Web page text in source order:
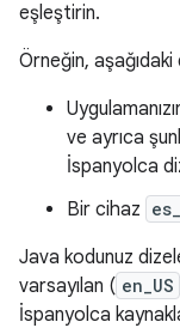
eşleştirin.
Örneğin,
ve ayrıca
İspanyolca
Bir cihaz
Java kodunuz
varsayılan ( en_US
İspanyolca